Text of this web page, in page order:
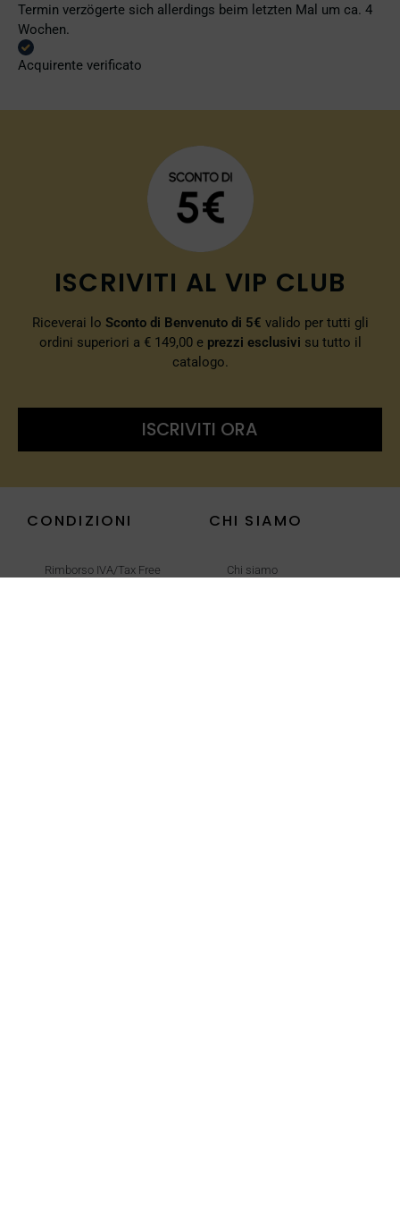
Termin verzögerte sich allerdings beim letzten Mal um ca. 4
Wochen.
Acquirente verificato
ISCRIVITI AL VIP CLUB
Riceverai lo Sconto di Benvenuto di 5€ valido per tutti gli
ordini superiori a € 149,00 e prezzi esclusivi su tutto il
catalogo.
ISCRIVITI ORA
CONDIZIONI
Rimborso IVA/Tax Free
CHI SIAMO
Chi siamo